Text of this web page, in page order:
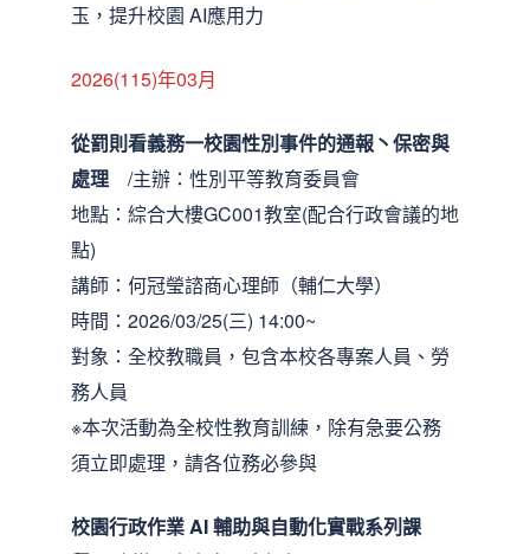
玉，提升校園 AI應用力
2026(115)年03月
從罰則看義務一校園性別事件的通報丶保密與
處理 /主辦：性別平等教育委員會
地點：綜合大樓GC001教室(配合行政會議的地
點)
講師：何冠瑩諮商心理師（輔仁大學）
時間：2026/03/25(三) 14:00~
對象：全校教職員，包含本校各專案人員、勞
務人員
※本次活動為全校性教育訓練，除有急要公務
須立即處理，請各位務必參與
校園行政作業 AI 輔助與自動化實戰系列課